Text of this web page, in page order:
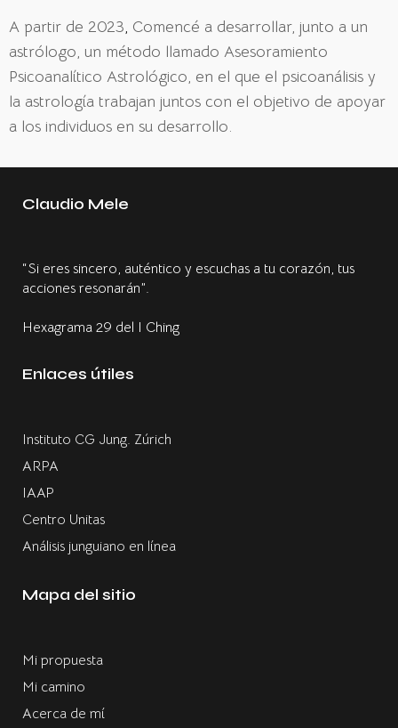
A partir de 2023, Comencé a desarrollar, junto a un
astrólogo, un método llamado Asesoramiento
Psicoanalítico Astrológico, en el que el psicoanálisis y
la astrología trabajan juntos con el objetivo de apoyar
a los individuos en su desarrollo.
Claudio Mele
“Si eres sincero, auténtico y escuchas a tu corazón, tus
acciones resonarán”.
Hexagrama 29 del I Ching
Enlaces útiles
Instituto CG Jung. Zúrich
ARPA
IAAP
Centro Unitas
Análisis junguiano en línea
Mapa del sitio
Mi propuesta
Mi camino
Acerca de mí